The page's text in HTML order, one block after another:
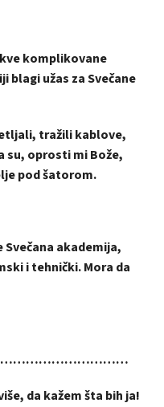
komplikovane
blagi užas za Svečane
tražili kablove,
su, oprosti mi Bože,
pod šatorom.
akademija,
i tehnički. Mora da
da kažem šta bih ja!